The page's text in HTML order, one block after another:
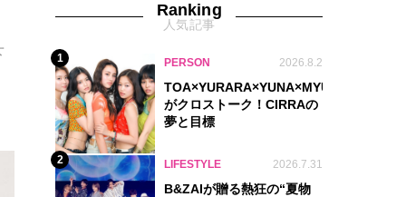
Ranking
人気記事
1 PERSON 2026.8.2
TOA×YURARA×YUNA×MYU.Y×MANON
がクロストーク！CIRRAの
夢と目標
2 LIFESTYLE 2026.7.31
B&ZAIが贈る熱狂の“夏物